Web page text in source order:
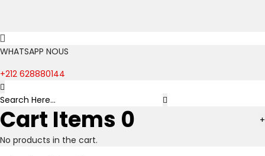
WHATSAPP NOUS
+212 628880144
Cart Items 0
+
No products in the cart.